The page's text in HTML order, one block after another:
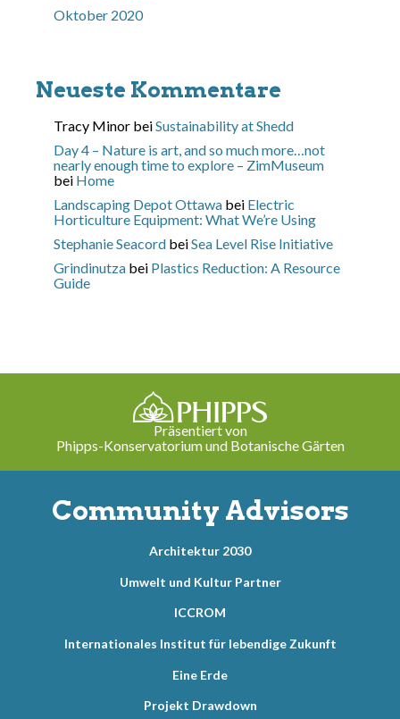
Oktober 2020
Neueste Kommentare
Tracy Minor beiSustainability at Shedd
Day 4 – Nature is art, and so much more…not
nearly enough time to explore – ZimMuseum
bei Home
Landscaping Depot Ottawa bei Electric
Horticulture Equipment: What We’re Using
Stephanie Seacord beiSea Level Rise Initiative
Grindinutza bei Plastics Reduction: A Resource
Guide
Präsentiert von
Phipps-Konservatorium und Botanische Gärten
Community Advisors
Architektur 2030
Umwelt und Kultur Partner
ICCROM
Internationales Institut für lebendige Zukunft
Eine Erde
Projekt Drawdown